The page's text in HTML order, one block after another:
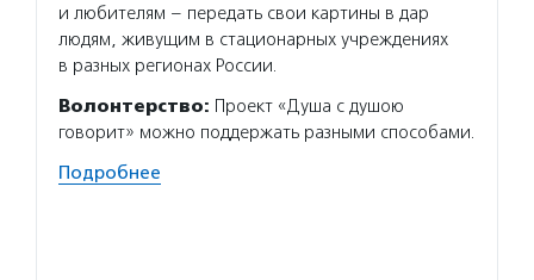
и любителям – передать свои картины в дар
людям, живущим в стационарных учреждениях
в разных регионах России.
Волонтерство: Проект «Душа с душою
говорит» можно поддержать разными способами.
Подробнее